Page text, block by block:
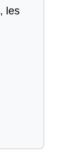
les